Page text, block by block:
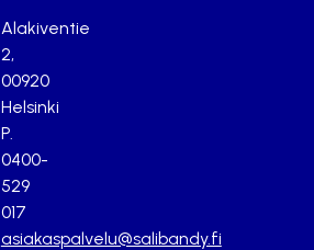
Alakiventie
2,
00920
Helsinki
P.
0400-
529
017
asiakaspalvelu@salibandy.fi